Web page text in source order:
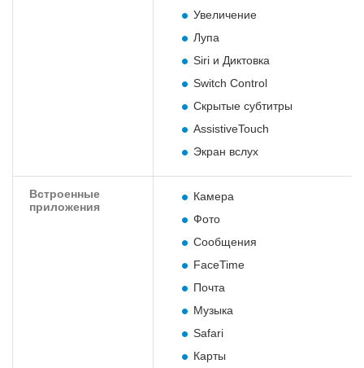
Увеличение
Лупа
Siri и Диктовка
Switch Control
Скрытые субтитры
AssistiveTouch
Экран вслух
Встроенные
приложения
Камера
Фото
Сообщения
FaceTime
Почта
Музыка
Safari
Карты